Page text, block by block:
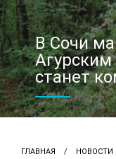
В Сочи
станет
ГЛАВНАЯ
НОВОСТИ